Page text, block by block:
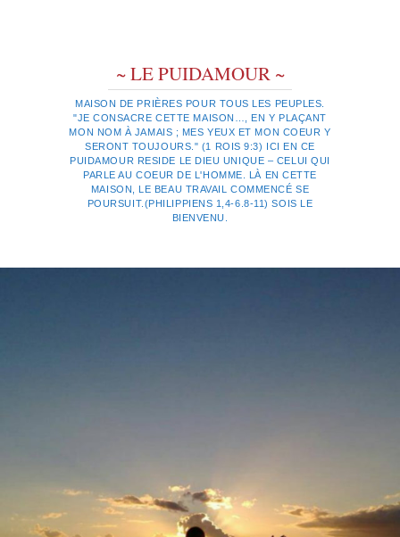
~ LE PUIDAMOUR ~
MAISON DE PRIÈRES POUR TOUS LES PEUPLES.
"JE CONSACRE CETTE MAISON…, EN Y PLAÇANT
MON NOM À JAMAIS ; MES YEUX ET MON COEUR Y
SERONT TOUJOURS." (1 ROIS 9:3) ICI EN CE
PUIDAMOUR RESIDE LE DIEU UNIQUE – CELUI QUI
PARLE AU COEUR DE L'HOMME. LÀ EN CETTE
MAISON, LE BEAU TRAVAIL COMMENCÉ SE
POURSUIT.(PHILIPPIENS 1,4-6.8-11) SOIS LE
BIENVENU.